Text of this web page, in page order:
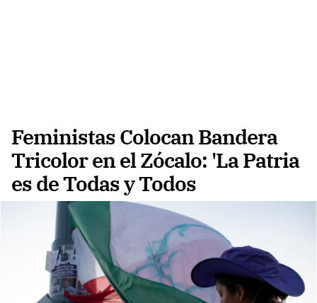
Feministas Colocan Bandera
Tricolor en el Zócalo: 'La Patria
es de Todas y Todos